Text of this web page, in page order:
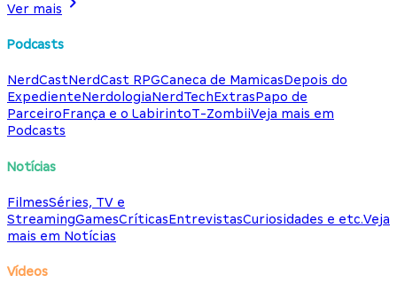
Ver mais
Podcasts
NerdCastNerdCast RPGCaneca de MamicasDepois do
ExpedienteNerdologiaNerdTechExtrasPapo de
ParceiroFrança e o LabirintoT-ZombiiVeja mais em
Podcasts
Notícias
FilmesSéries, TV e
StreamingGamesCríticasEntrevistasCuriosidades e etc.Veja
mais em Notícias
Vídeos